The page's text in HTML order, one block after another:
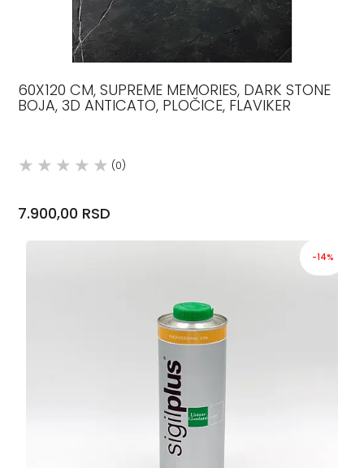
60X120 CM, SUPREME MEMORIES, DARK STONE
BOJA, 3D ANTICATO, PLOČICE, FLAVIKER
(0)
7.900,00 RSD
-14%